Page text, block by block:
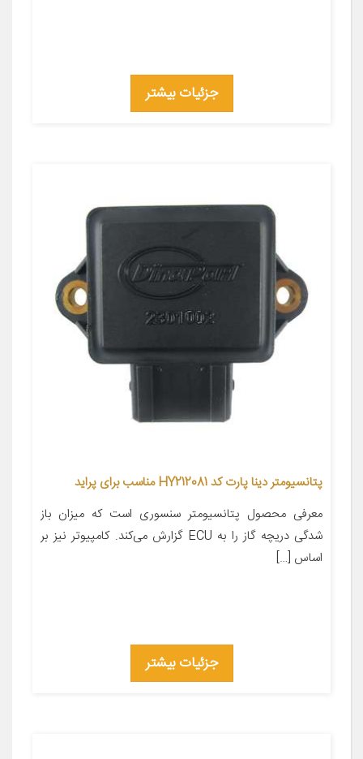
جزئیات بیشتر
پتانسیومتر دینا پارت کد HY212081 مناسب برای پراید
معرفی محصول پتانسیومتر سنسوری است که میزان باز
شدگی دریچه گاز را به ECU گزارش می‌کند. کامپیوتر نیز بر
اساس […]
جزئیات بیشتر